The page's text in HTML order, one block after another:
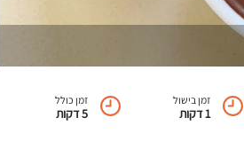
זמן בישול
1 דקות
זמן כולל
5 דקות